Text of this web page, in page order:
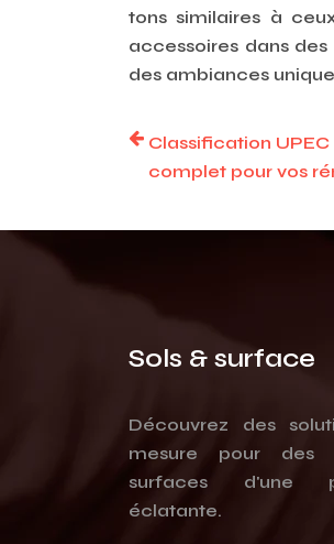
tons similaires à
accessoires dans
des ambiances
Classification
complet pour vos
Sols & surface
Découvrez des
mesure pour des
surfaces d'une
éclatante.